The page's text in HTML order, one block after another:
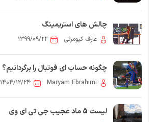
چالش های استریمینگ
عارف کیومرثی ۱۳۹۹/۰۹/۲۲
چگونه حساب ای فوتبال را برگردانیم؟
Maryam Ebrahimi ۱۴۰۴/۱۲/۲۴
لیست 5 ماد عجیب جی تی ای وی